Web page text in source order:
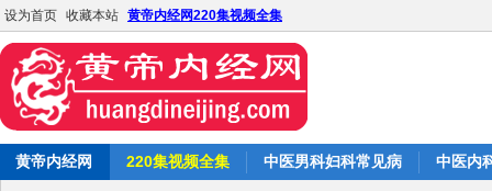
设为首页 收藏本站 黄帝内经网220集视频全集
黄帝内经网 220集视频全集 中医男科妇科常见病 中医内